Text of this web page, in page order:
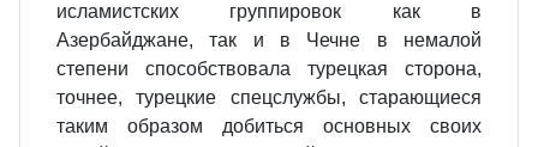
исламистских группировок как в
Азербайджане, так и в Чечне в немалой
степени способствовала турецкая сторона,
точнее, турецкие спецслужбы, старающиеся
таким образом добиться основных своих